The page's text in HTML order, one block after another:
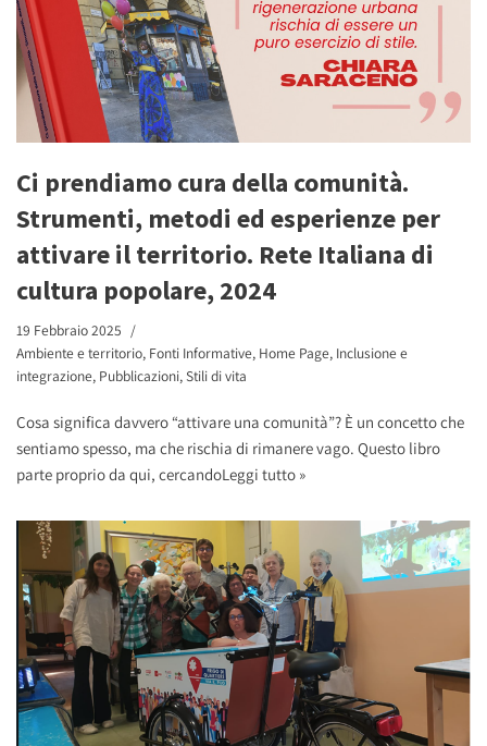
Ci prendiamo cura della comunità.
Strumenti, metodi ed esperienze per
attivare il territorio. Rete Italiana di
cultura popolare, 2024
19 Febbraio 2025
Ambiente e territorio, Fonti Informative, Home Page, Inclusione e
integrazione, Pubblicazioni,Stili di vita
Cosa significa davvero “attivare una comunità”? È un concetto che
sentiamo spesso, ma che rischia di rimanere vago. Questo libro
parte proprio da qui, cercandoLeggi tutto »